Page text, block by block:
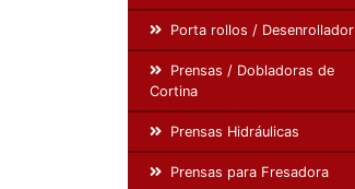
Porta rollos / Desenrollador
Prensas / Dobladoras de
Cortina
Prensas Hidráulicas
Prensas para Fresadora